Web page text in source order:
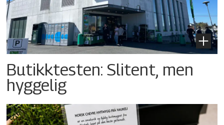
Butikktesten: Slitent, men
hyggelig